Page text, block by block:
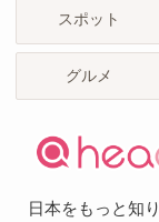
スポット
グルメ
日本をもっと知